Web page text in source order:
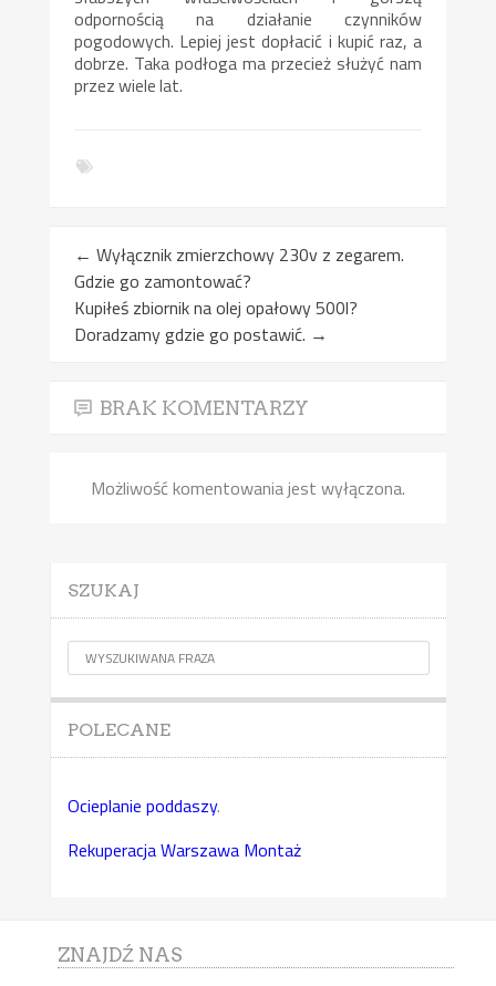
odpornością na działanie czynników
pogodowych. Lepiej jest dopłacić i kupić raz, a
dobrze. Taka podłoga ma przecież służyć nam
przez wiele lat.
← Wyłącznik zmierzchowy 230v z zegarem.
Gdzie go zamontować?
Kupiłeś zbiornik na olej opałowy 500l?
Doradzamy gdzie go postawić. →
BRAK KOMENTARZY
Możliwość komentowania jest wyłączona.
SZUKAJ
POLECANE
Ocieplanie poddaszy.
Rekuperacja Warszawa Montaż
ZNAJDŹ NAS